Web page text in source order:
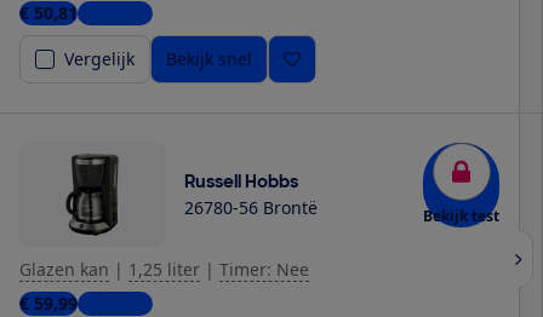
€ 50,812 winkels
Vergelijk
Bekijk snel
Russell Hobbs
26780-56 Brontë Bekijk test
Glazen kan | 1,25 liter | Timer: Nee
€ 59,994 winkels